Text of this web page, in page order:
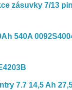
zásuvky 7/13 pin
540A
7.7 14,5 Ah